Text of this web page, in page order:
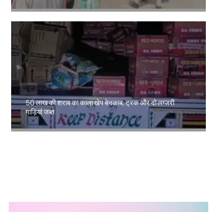
50 लाख की शराब का काला खेप बेनकाब, ट्रक और दो लग्जरी
गाड़ियां जब्त
Amit Lekh